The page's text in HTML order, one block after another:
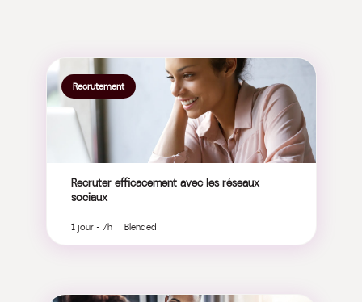
Recrutement
Recruter efficacement avec les réseaux
sociaux
1 jour - 7h Blended